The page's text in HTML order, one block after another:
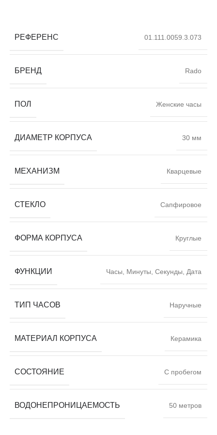
РЕФЕРЕНС 01.111.0059.3.073
БРЕНД Rado
ПОЛ Женские часы
ДИАМЕТР КОРПУСА 30 мм
МЕХАНИЗМ Кварцевые
СТЕКЛО Сапфировое
ФОРМА КОРПУСА Круглые
ФУНКЦИИ Часы, Минуты, Секунды, Дата
ТИП ЧАСОВ Наручные
МАТЕРИАЛ КОРПУСА Керамика
СОСТОЯНИЕ С пробегом
ВОДОНЕПРОНИЦАЕМОСТЬ 50 метров